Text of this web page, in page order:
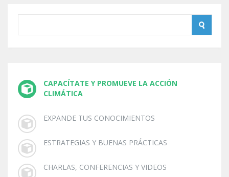
CAPACÍTATE Y PROMUEVE LA ACCIÓN
CLIMÁTICA
EXPANDE TUS CONOCIMIENTOS
ESTRATEGIAS Y BUENAS PRÁCTICAS
CHARLAS, CONFERENCIAS Y VIDEOS